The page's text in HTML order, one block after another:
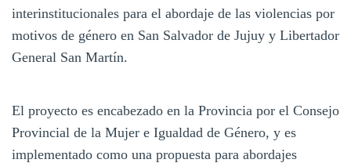
interinstitucionales para el abordaje de las violencias por
motivos de género en San Salvador de Jujuy y Libertador
General San Martín.
El proyecto es encabezado en la Provincia por el Consejo
Provincial de la Mujer e Igualdad de Género, y es
implementado como una propuesta para abordajes